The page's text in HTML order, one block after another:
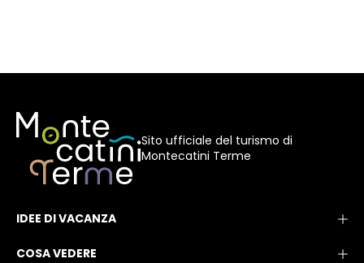
Sito ufficiale del turismo di
Montecatini Terme
IDEE DI VACANZA
COSA VEDERE